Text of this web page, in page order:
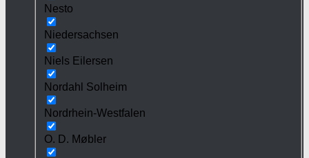
Nesto
Niedersachsen
Niels Eilersen
Nordahl Solheim
Nordrhein-Westfalen
O. D. Møbler